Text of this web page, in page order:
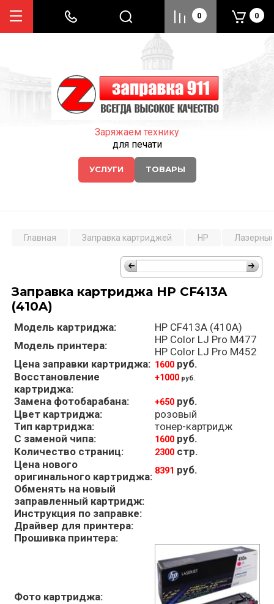
Заряжаем технику
для печати
УСЛУГИ ТОВАРЫ
0 0
Главная Заправка картриджей HP
Заправка картриджа HP CF413A
(410A)
Модель картриджа:
HP CF413A (410A)
Модель принтера:
HP Color LJ Pro M477
HP Color LJ Pro M452
Цена заправки картриджа: 1600руб.
Восстановление
картриджа:
+1000руб.
Замена фотобарабана: +650руб.
Цвет картриджа:
розовый
Тип картриджа:
тонер-картридж
С заменой чипа:
1600 руб.
Количество страниц:
2300стр.
Цена нового
оригинального картриджа: 8391 руб.
Обменять на новый
заправленный картридж:
Инструкция по заправке:
Драйвер для принтера:
Прошивка принтера:
Фото картриджа: